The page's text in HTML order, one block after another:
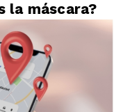
la máscara?